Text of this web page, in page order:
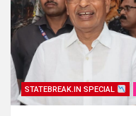
STATEBREAK.IN SPECIAL